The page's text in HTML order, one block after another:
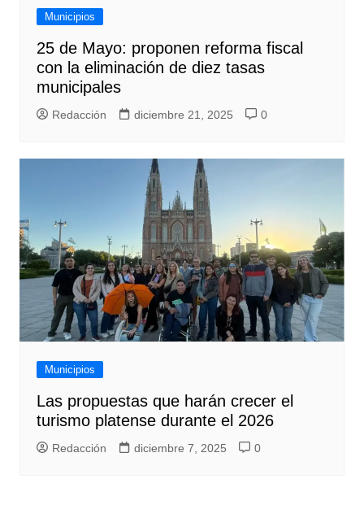
Municipios
25 de Mayo: proponen reforma fiscal
con la eliminación de diez tasas
municipales
Redacción diciembre 21, 2025 0
Municipios
Las propuestas que harán crecer el
turismo platense durante el 2026
Redacción diciembre 7, 2025 0